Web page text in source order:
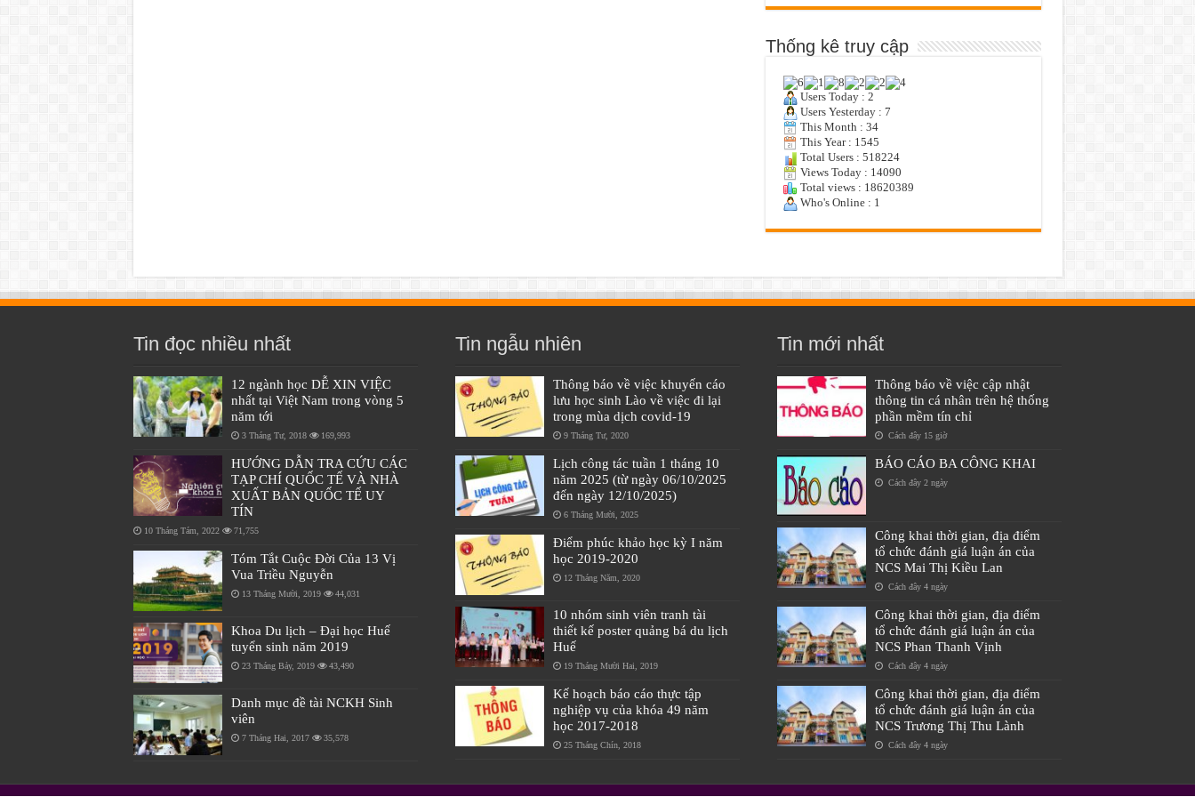
Thống kê truy cập
Users Today : 2
Users Yesterday : 7
This Month : 34
This Year : 1545
Total Users : 518224
Views Today : 14090
Total views : 18620389
Who's Online : 1
Tin đọc nhiều nhất
12 ngành học DỄ XIN VIỆC
nhất tại Việt Nam trong vòng 5
năm tới
3 Tháng Tư, 2018 169,993
HƯỚNG DẪN TRA CỨU CÁC
TẠP CHÍ QUỐC TẾ VÀ NHÀ
XUẤT BẢN QUỐC TẾ UY
TÍN
10 Tháng Tám, 2022 71,755
Tóm Tắt Cuộc Đời Của 13 Vị
Vua Triều Nguyễn
13 Tháng Mười, 2019 44,031
Khoa Du lịch – Đại học Huế
tuyển sinh năm 2019
23 Tháng Bảy, 2019 43,490
Danh mục đề tài NCKH Sinh
viên
7 Tháng Hai, 2017 35,578
Tin ngẫu nhiên
Thông báo về việc khuyến cáo
lưu học sinh Lào về việc đi lại
trong mùa dịch covid-19
9 Tháng Tư, 2020
Lịch công tác tuần 1 tháng 10
năm 2025 (từ ngày 06/10/2025
đến ngày 12/10/2025)
6 Tháng Mười, 2025
Điểm phúc khảo học kỳ I năm
học 2019-2020
12 Tháng Năm, 2020
10 nhóm sinh viên tranh tài
thiết kế poster quảng bá du lịch
Huế
19 Tháng Mười Hai, 2019
Kế hoạch báo cáo thực tập
nghiệp vụ của khóa 49 năm
học 2017-2018
25 Tháng Chín, 2018
Tin mới nhất
Thông báo về việc cập nhật
thông tin cá nhân trên hệ thống
phần mềm tín chỉ
Cách đây 15 giờ
BÁO CÁO BA CÔNG KHAI
Cách đây 2 ngày
Công khai thời gian, địa điểm
tổ chức đánh giá luận án của
NCS Mai Thị Kiều Lan
Cách đây 4 ngày
Công khai thời gian, địa điểm
tổ chức đánh giá luận án của
NCS Phan Thanh Vịnh
Cách đây 4 ngày
Công khai thời gian, địa điểm
tổ chức đánh giá luận án của
NCS Trương Thị Thu Lành
Cách đây 4 ngày